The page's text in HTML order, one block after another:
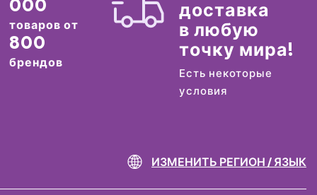
000
товаров от
800
брендов
доставка
в любую
точку мира!
Есть некоторые
условия
ИЗМЕНИТЬ РЕГИОН / ЯЗЫК